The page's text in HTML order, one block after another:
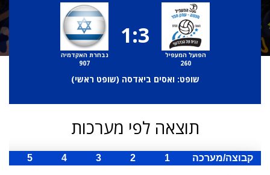
הפועל המעפיל
260
1:3
נבחרת האקדמיה
907
שופט: ואסים ביאדסה (שופט ראשי)
תוצאה לפי מערכות
קבוצה/מערכה 1
2
3
4
5